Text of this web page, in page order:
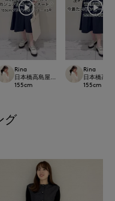
GINZA
Rina
日本橋高島屋M Maglie le cassetto
155cm
Rina
日本橋高
155cm
グ